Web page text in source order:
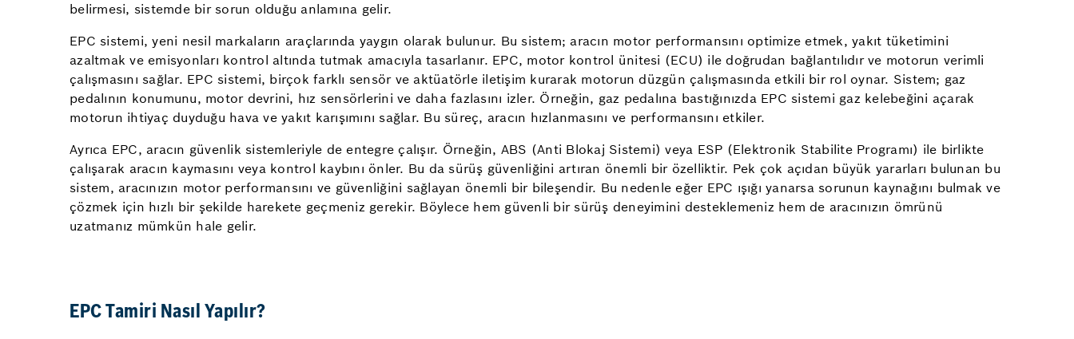
belirmesi, sistemde bir sorun olduğu anlamına gelir.
EPC sistemi, yeni nesil markaların araçlarında yaygın olarak bulunur. Bu sistem; aracın motor performansını optimize etmek, yakıt tüketimini
azaltmak ve emisyonları kontrol altında tutmak amacıyla tasarlanır. EPC, motor kontrol ünitesi (ECU) ile doğrudan bağlantılıdır ve motorun verimli
çalışmasını sağlar. EPC sistemi, birçok farklı sensör ve aktüatörle iletişim kurarak motorun düzgün çalışmasında etkili bir rol oynar. Sistem; gaz
pedalının konumunu, motor devrini, hız sensörlerini ve daha fazlasını izler. Örneğin, gaz pedalına bastığınızda EPC sistemi gaz kelebeğini açarak
motorun ihtiyaç duyduğu hava ve yakıt karışımını sağlar. Bu süreç, aracın hızlanmasını ve performansını etkiler.
Ayrıca EPC, aracın güvenlik sistemleriyle de entegre çalışır. Örneğin, ABS (Anti Blokaj Sistemi) veya ESP (Elektronik Stabilite Programı) ile birlikte
çalışarak aracın kaymasını veya kontrol kaybını önler. Bu da sürüş güvenliğini artıran önemli bir özelliktir. Pek çok açıdan büyük yararları bulunan bu
sistem, aracınızın motor performansını ve güvenliğini sağlayan önemli bir bileşendir. Bu nedenle eğer EPC ışığı yanarsa sorunun kaynağını bulmak ve
çözmek için hızlı bir şekilde harekete geçmeniz gerekir. Böylece hem güvenli bir sürüş deneyimini desteklemeniz hem de aracınızın ömrünü
uzatmanız mümkün hale gelir.
EPC Tamiri Nasıl Yapılır?